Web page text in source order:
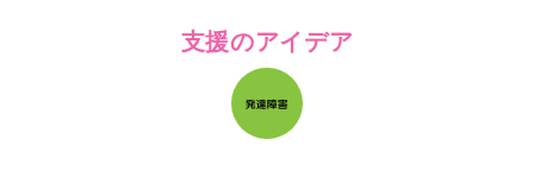
支援のアイデア